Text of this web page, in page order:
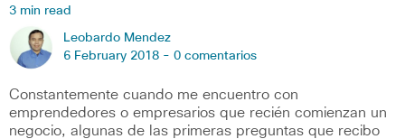
3 min read
Leobardo Mendez
6 February 2018 - 0 comentarios
Constantemente cuando me encuentro con
emprendedores o empresarios que recién comienzan un
negocio, algunas de las primeras preguntas que recibo